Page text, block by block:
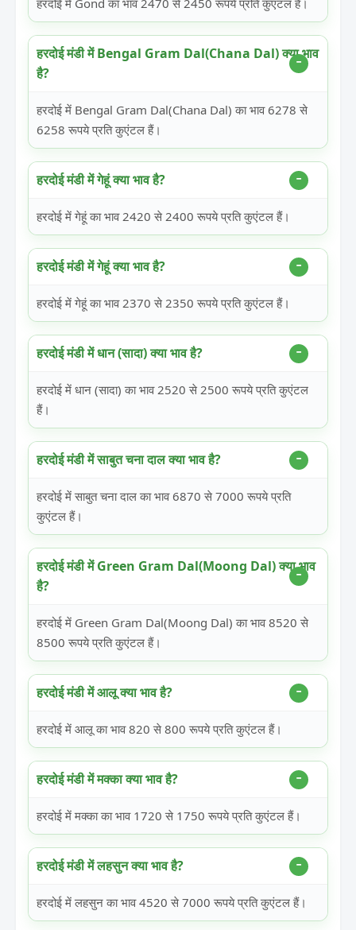
हरदोई में Gond का भाव 2470 से 2450 रूपये प्रति कुएंटल हैं।
हरदोई मंडी में Bengal Gram Dal(Chana Dal) क्या भाव
है?
हरदोई में Bengal Gram Dal(Chana Dal) का भाव 6278 से
6258 रूपये प्रति कुएंटल हैं।
हरदोई मंडी में गेहूं क्या भाव है?
हरदोई में गेहूं का भाव 2420 से 2400 रूपये प्रति कुएंटल हैं।
हरदोई मंडी में गेहूं क्या भाव है?
हरदोई में गेहूं का भाव 2370 से 2350 रूपये प्रति कुएंटल हैं।
हरदोई मंडी में धान (सादा) क्या भाव है?
हरदोई में धान (सादा) का भाव 2520 से 2500 रूपये प्रति कुएंटल
हैं।
हरदोई मंडी में साबुत चना दाल क्या भाव है?
हरदोई में साबुत चना दाल का भाव 6870 से 7000 रूपये प्रति
कुएंटल हैं।
हरदोई मंडी में Green Gram Dal(Moong Dal) क्या भाव
है?
हरदोई में Green Gram Dal(Moong Dal) का भाव 8520 से
8500 रूपये प्रति कुएंटल हैं।
हरदोई मंडी में आलू क्या भाव है?
हरदोई में आलू का भाव 820 से 800 रूपये प्रति कुएंटल हैं।
हरदोई मंडी में मक्का क्या भाव है?
हरदोई में मक्का का भाव 1720 से 1750 रूपये प्रति कुएंटल हैं।
हरदोई मंडी में लहसुन क्या भाव है?
हरदोई में लहसुन का भाव 4520 से 7000 रूपये प्रति कुएंटल हैं।